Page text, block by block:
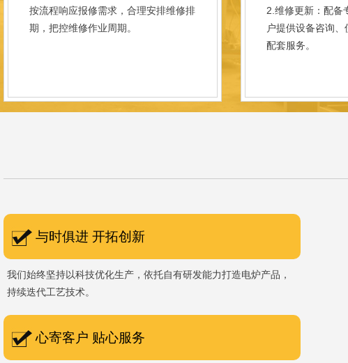
按流程响应报修需求，合理安排维修排
期，把控维修作业周期。
2.维修更新：配备
户提供设备咨询
配套服务。
与时俱进 开拓创新
我们始终坚持以科技优化生产，依托自有研发能力打造电炉产品，
持续迭代工艺技术。
心寄客户 贴心服务